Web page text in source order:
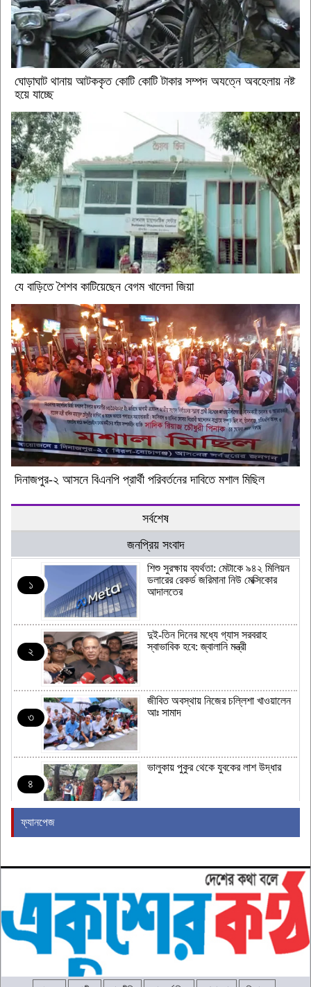
ঘোড়াঘাট থানায় আটককৃত কোটি কোটি টাকার সম্পদ অযত্নে অবহেলায় নষ্ট
হয়ে যাচ্ছে
যে বাড়িতে শৈশব কাটিয়েছেন বেগম খালেদা জিয়া
দিনাজপুর-২ আসনে বিএনপি প্রার্থী পরিবর্তনের দাবিতে মশাল মিছিল
সর্বশেষ
জনপ্রিয় সংবাদ
১
শিশু সুরক্ষায় ব্যর্থতা: মেটাকে ৯৪২ মিলিয়ন
ডলারের রেকর্ড জরিমানা নিউ মেক্সিকোর
আদালতের
২
দুই-তিন দিনের মধ্যে গ্যাস সরবরাহ
স্বাভাবিক হবে: জ্বালানি মন্ত্রী
৩
জীবিত অবস্থায় নিজের চল্লিশা খাওয়ালেন
আঃ সামাদ
৪
ভালুকায় পুকুর থেকে যুবকের লাশ উদ্ধার
৬
রাষ্ট্রপতি নির্বাচনের তারিখ ঘোষণা
৭
ফ্যানপেজ